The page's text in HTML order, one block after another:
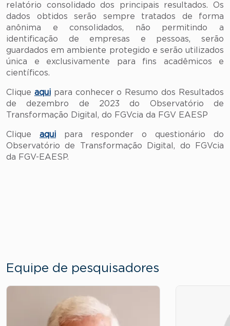
relatório consolidado dos principais resultados. Os
dados obtidos serão sempre tratados de forma
anônima e consolidados, não permitindo a
identificação de empresas e pessoas, serão
guardados em ambiente protegido e serão utilizados
única e exclusivamente para fins acadêmicos e
científicos.
Clique aquipara conhecer o Resumo dos Resultados
de dezembro de 2023 do Observatório de
Transformação Digital, do FGVcia da FGV EAESP
Clique aqui para responder o questionário do
Observatório de Transformação Digital, do FGVcia
da FGV-EAESP.
Equipe de pesquisadores